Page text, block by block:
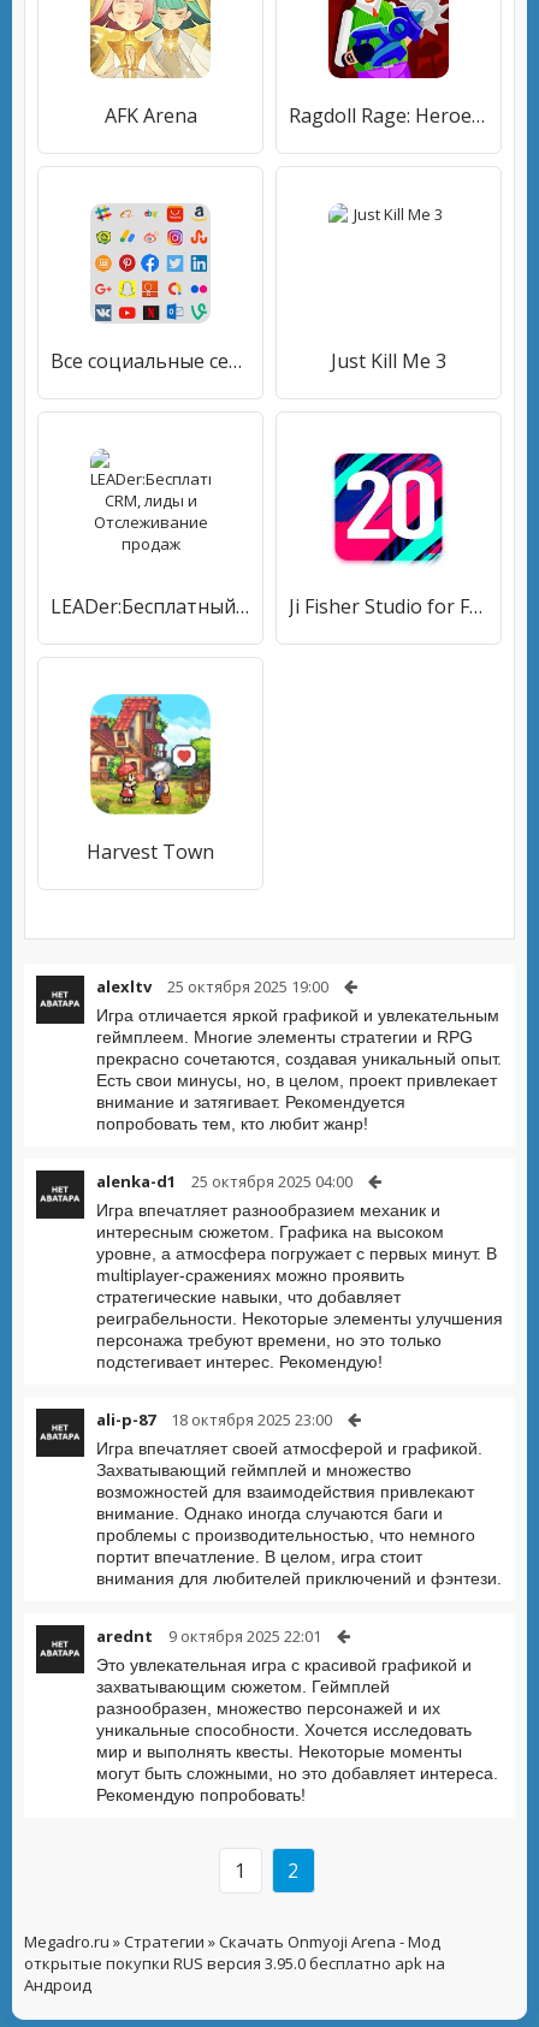
AFK Arena Ragdoll Rage: Heroes Arena
Все социальные сети в 1 приложении - меньше места Just Kill Me 3
LEADer:Бесплатный CRM, лиды и Отслеживание продаж Ji Fisher Studio for FUT 20 Simulator
Harvest Town
alexltv 25 октября 2025 19:00
Игра отличается яркой графикой и увлекательным
геймплеем. Многие элементы стратегии и RPG
прекрасно сочетаются, создавая уникальный опыт.
Есть свои минусы, но, в целом, проект привлекает
внимание и затягивает. Рекомендуется
попробовать тем, кто любит жанр!
alenka-d1 25 октября 2025 04:00
Игра впечатляет разнообразием механик и
интересным сюжетом. Графика на высоком
уровне, а атмосфера погружает с первых минут. В
multiplayer-сражениях можно проявить
стратегические навыки, что добавляет
реиграбельности. Некоторые элементы улучшения
персонажа требуют времени, но это только
подстегивает интерес. Рекомендую!
ali-p-87 18 октября 2025 23:00
Игра впечатляет своей атмосферой и графикой.
Захватывающий геймплей и множество
возможностей для взаимодействия привлекают
внимание. Однако иногда случаются баги и
проблемы с производительностью, что немного
портит впечатление. В целом, игра стоит
внимания для любителей приключений и фэнтези.
arednt 9 октября 2025 22:01
Это увлекательная игра с красивой графикой и
захватывающим сюжетом. Геймплей
разнообразен, множество персонажей и их
уникальные способности. Хочется исследовать
мир и выполнять квесты. Некоторые моменты
могут быть сложными, но это добавляет интереса.
Рекомендую попробовать!
1 2
Megadro.ru »Стратегии » Скачать Onmyoji Arena - Мод
открытые покупки RUS версия 3.95.0 бесплатно apk на
Андроид